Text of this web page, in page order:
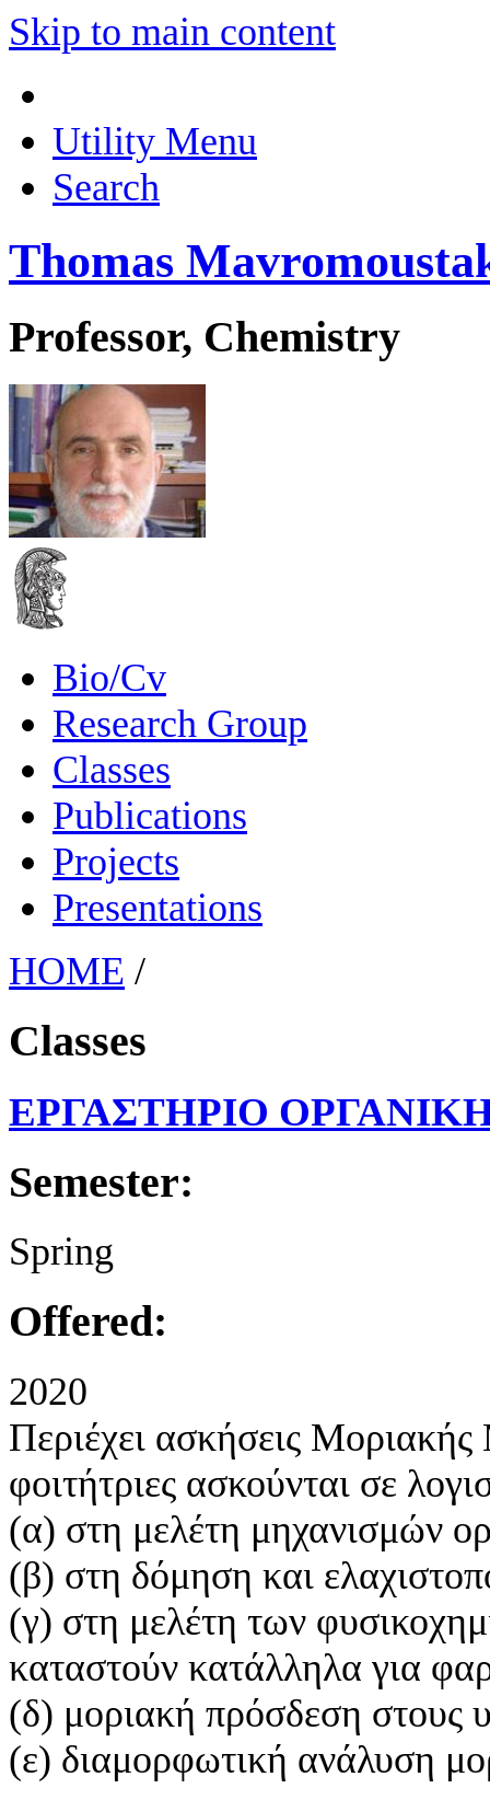
Skip to main content
Utility Menu
Search
Thomas
Professor, Chemistry
Bio/Cv
Research Group
Classes
Publications
Projects
Presentations
HOME /
Classes
ΕΡΓΑΣΤΗΡΙΟ
Semester:
Spring
Offered:
2020
Περιέχει ασκήσεις
φοιτήτριες ασκούνται σε
(α) στη μελέτη μηχανισμών
(β) στη δόμηση και
(γ) στη μελέτη των
καταστούν κατάλληλα για
(δ) μοριακή πρόσδεση στους
(ε) διαμορφωτική ανάλυση